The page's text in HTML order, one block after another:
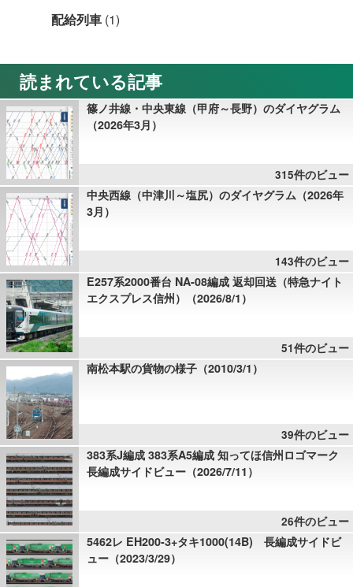
配給列車 (1)
読まれている記事
篠ノ井線・中央東線（甲府～長野）のダイヤグラム
（2026年3月）
315件のビュー
中央西線（中津川～塩尻）のダイヤグラム（2026年
3月）
143件のビュー
E257系2000番台 NA-08編成 返却回送（特急ナイト
エクスプレス信州）（2026/8/1）
51件のビュー
南松本駅の貨物の様子（2010/3/1）
39件のビュー
383系J編成 383系A5編成 知ってほ信州ロゴマーク
長編成サイドビュー（2026/7/11）
26件のビュー
5462レ EH200-3+タキ1000(14B) 長編成サイドビ
ュー（2023/3/29）